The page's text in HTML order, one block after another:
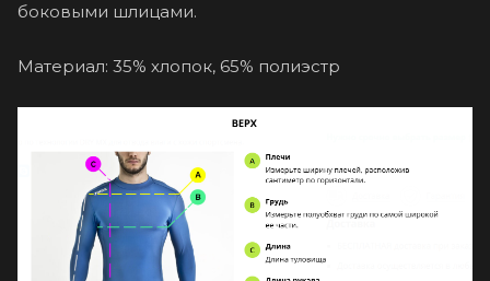
боковыми шлицами.
Материал: 35% хлопок, 65% полиэстр